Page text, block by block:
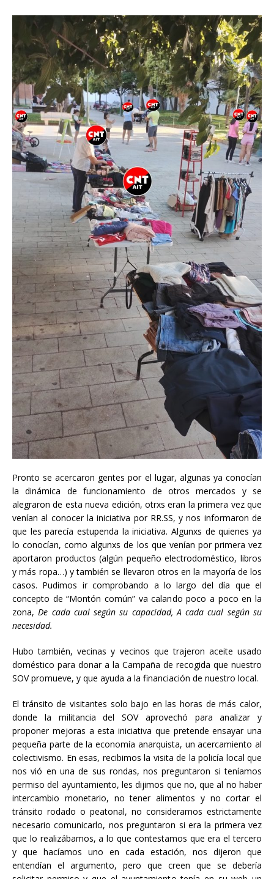
Pronto se acercaron gentes por el lugar, algunas ya conocían
la dinámica de funcionamiento de otros mercados y se
alegraron de esta nueva edición, otrxs eran la primera vez que
venían al conocer la iniciativa por RR.SS, y nos informaron de
que les parecía estupenda la iniciativa. Algunxs de quienes ya
lo conocían, como algunxs de los que venían por primera vez
aportaron productos (algún pequeño electrodoméstico, libros
y más ropa…) y también se llevaron otros en la mayoría de los
casos. Pudimos ir comprobando a lo largo del día que el
concepto de “Montón común” va calando poco a poco en la
zona,De cada cual según su capacidad, A cada cual según su
necesidad.
Hubo también, vecinas y vecinos que trajeron aceite usado
doméstico para donar a la Campaña de recogida que nuestro
SOV promueve, y que ayuda a la financiación de nuestro local.
El tránsito de visitantes solo bajo en las horas de más calor,
donde la militancia del SOV aprovechó para analizar y
proponer mejoras a esta iniciativa que pretende ensayar una
pequeña parte de la economía anarquista, un acercamiento al
colectivismo. En esas, recibimos la visita de la policía local que
nos vió en una de sus rondas, nos preguntaron si teníamos
permiso del ayuntamiento, les dijimos que no, que al no haber
intercambio monetario, no tener alimentos y no cortar el
tránsito rodado o peatonal, no consideramos estrictamente
necesario comunicarlo, nos preguntaron si era la primera vez
que lo realizábamos, a lo que contestamos que era el tercero
y que hacíamos uno en cada estación, nos dijeron que
entendían el argumento, pero que creen que se debería